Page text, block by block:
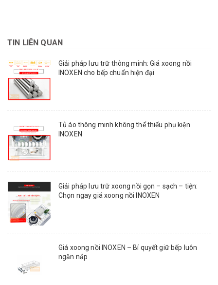
TIN LIÊN QUAN
Giải pháp lưu trữ thông minh: Giá xoong nồi
INOXEN cho bếp chuẩn hiện đại
Tủ áo thông minh không thể thiếu phụ kiện
INOXEN
Giải pháp lưu trữ xoong nồi gọn – sạch – tiện:
Chọn ngay giá xoong nồi INOXEN
Giá xoong nồi INOXEN – Bí quyết giữ bếp luôn
ngăn nắp